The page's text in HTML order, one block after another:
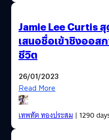
Jamie Lee Curtis
เสนอชื่อเข้าชิงออส
ชีวิต
26/01/2023
Read More
เทพทัต ทองประสม| 1290